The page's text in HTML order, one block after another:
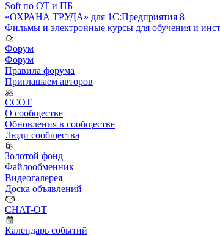
Soft по ОТ и ПБ
«ОХРАНА ТРУДА» для 1С:Предприятия 8
Фильмы и электронные курсы для обучения и
Форум
Форум
Правила форума
Приглашаем авторов
ССОТ
О сообществе
Обновления в сообществе
Люди сообщества
Золотой фонд
Файлообменник
Видеогалерея
Доска объявлений
CHAT-OT
Календарь событий